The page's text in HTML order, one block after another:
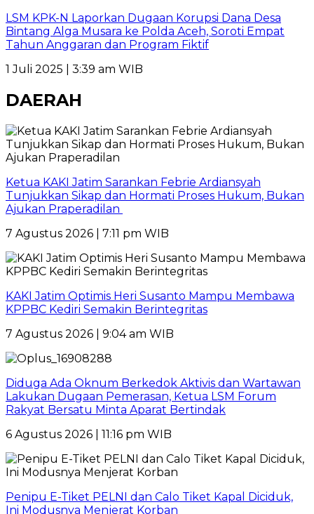
LSM KPK-N Laporkan Dugaan Korupsi Dana Desa
Bintang Alga Musara ke Polda Aceh, Soroti Empat
Tahun Anggaran dan Program Fiktif
1 Juli 2025 | 3:39 am WIB
DAERAH
Ketua KAKI Jatim Sarankan Febrie Ardiansyah
Tunjukkan Sikap dan Hormati Proses Hukum, Bukan
Ajukan Praperadilan
7 Agustus 2026 | 7:11 pm WIB
KAKI Jatim Optimis Heri Susanto Mampu Membawa
KPPBC Kediri Semakin Berintegritas
7 Agustus 2026 | 9:04 am WIB
Diduga Ada Oknum Berkedok Aktivis dan Wartawan
Lakukan Dugaan Pemerasan, Ketua LSM Forum
Rakyat Bersatu Minta Aparat Bertindak
6 Agustus 2026 | 11:16 pm WIB
Penipu E-Tiket PELNI dan Calo Tiket Kapal Diciduk,
Ini Modusnya Menjerat Korban